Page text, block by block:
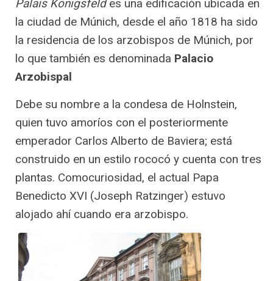
Palais Königsfeldes una edificación ubicada en
la ciudad de Múnich, desde el año 1818 ha sido
la residencia de los arzobispos de Múnich, por
lo que también es denominada Palacio
Arzobispal
Debe su nombre a la condesa de Holnstein,
quien tuvo amoríos con el posteriormente
emperador Carlos Alberto de Baviera; está
construido en un estilo rococó y cuenta con tres
plantas. Comocuriosidad, el actual Papa
Benedicto XVI (Joseph Ratzinger) estuvo
alojado ahí cuando era arzobispo.